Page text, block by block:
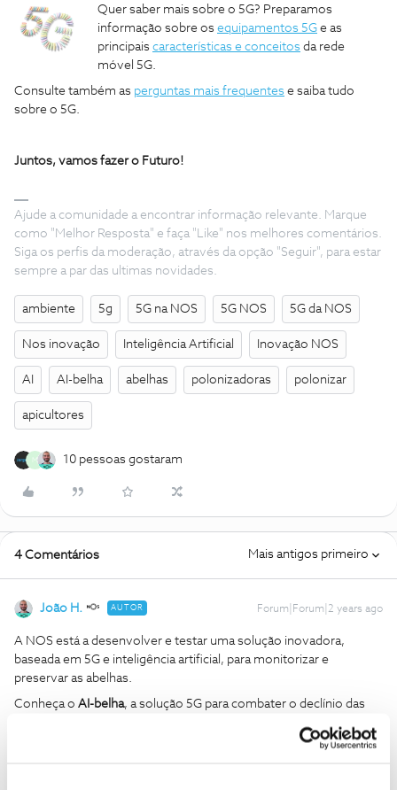
Quer saber mais sobre o 5G? Preparamos
informação sobre os equipamentos 5G e as
principais características e conceitos da rede
móvel 5G.
Consulte também as perguntas mais frequentes e saiba tudo
sobre o 5G.
Juntos, vamos fazer o Futuro!
Ajude a comunidade a encontrar informação relevante. Marque
como "Melhor Resposta" e faça "Like" nos melhores comentários.
Siga os perfis da moderação, através da opção "Seguir", para estar
sempre a par das ultimas novidades.
ambiente 5g 5G na NOS 5G NOS 5G da NOS
Nos inovação Inteligência Artificial Inovação NOS
AI AI-belha abelhas polonizadoras polonizar
apicultores
M 10 pessoas gostaram
4 Comentários Mais antigos primeiro
João H. AUTOR Forum|Forum|2 years ago
A NOS está a desenvolver e testar uma solução inovadora,
baseada em 5G e inteligência artificial, para monitorizar e
preservar as abelhas.
Conheça o AI-belha, a solução 5G para combater o declínio das